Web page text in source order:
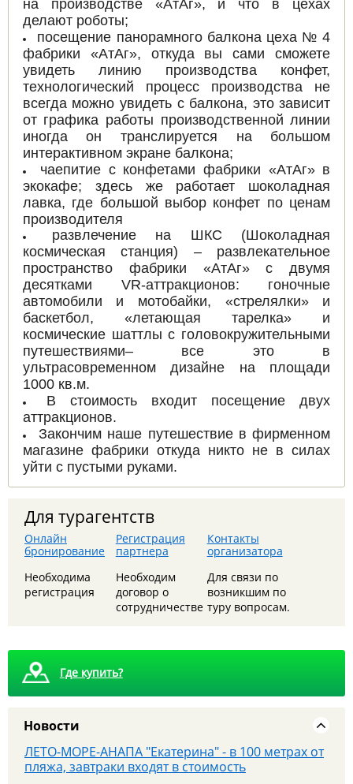
на производстве «АтАг», и что в цехах
делают роботы;
посещение панорамного балкона цеха № 4
фабрики «АтАг», откуда вы сами сможете
увидеть линию производства конфет,
технологический процесс производства не
всегда можно увидеть с балкона, это зависит
от графика работы производственной линии
иногда он транслируется на большом
интерактивном экране балкона;
чаепитие с конфетами фабрики «АтАг» в
экокафе; здесь же работает шоколадная
лавка, где большой выбор конфет по ценам
производителя
развлечение на ШКС (Шоколадная
космическая станция) – развлекательное
пространство фабрики «АтАг» с двумя
десятками VR-аттракционов: гоночные
автомобили и мотобайки, «стрелялки» и
баскетбол, «летающая тарелка» и
космические шаттлы с головокружительными
путешествиями– все это в
ультрасовременном дизайне на площади
1000 кв.м.
В стоимость входит посещение двух
аттракционов.
Закончим наше путешествие в фирменном
магазине фабрики откуда никто не в силах
уйти с пустыми руками.
Для турагентств
Онлайн
бронирование
Необходима
регистрация
Регистрация
партнера
Необходим
договор о
сотрудничестве
Контакты
организатора
Для связи по
возникшим по
туру вопросам.
Где купить?
Новости
8 августа - Тайны сталинских высоток: экскурсия,
которую вы запомните
ЛЕТО-МОРЕ-АНАПА "Екатерина" - в 100 метрах от
пляжа, завтраки входят в стоимость